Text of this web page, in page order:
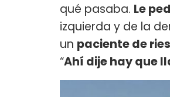
qué pasaba. Le
izquierda y de la
un paciente de
“Ahí dije hay que